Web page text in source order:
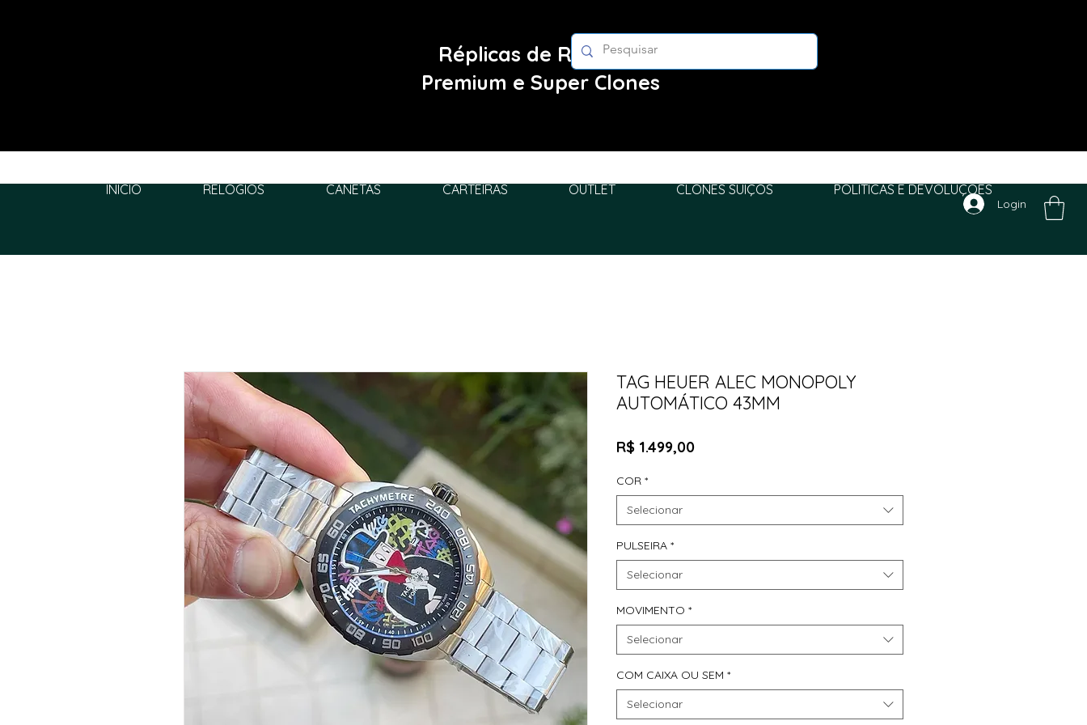
Réplicas de Relógios
Premium e Super Clones
INÍCIO RELÓGIOS CANETAS CARTEIRAS OUTLET CLONES SUIÇOS POLITICAS E DEVOLUÇÕES
Login
TAG HEUER ALEC MONOPOLY
AUTOMÁTICO 43MM
R$ 1.499,00Preço
COR *
Selecionar
PULSEIRA *
Selecionar
MOVIMENTO *
Selecionar
COM CAIXA OU SEM *
Selecionar